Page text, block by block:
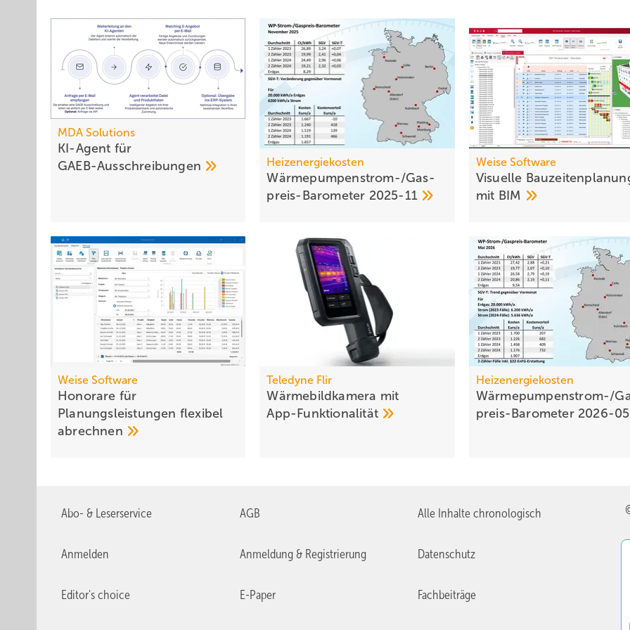
MDA Solutions
KI-Agent für
GAEB-Ausschreibungen
Heizenergiekosten
Wärmepumpen­strom-/Gas­
preis-Baro­meter 2025-11
Weise Software
Visuelle
mit BIM
Weise Software
Honorare für
Planungsleistungen flexibel
abrechnen
Teledyne Flir
Wärmebildkamera mit
App-Funktionalität
Heizenergiekosten
Wärmepumpen­strom-/
preis-Baro­meter 2026-
Abo- & Leserservice AGB Alle Inhalte chronologisch
Anmelden Anmeldung & Registrierung Datenschutz
Editor's choice E-Paper Fachbeiträge